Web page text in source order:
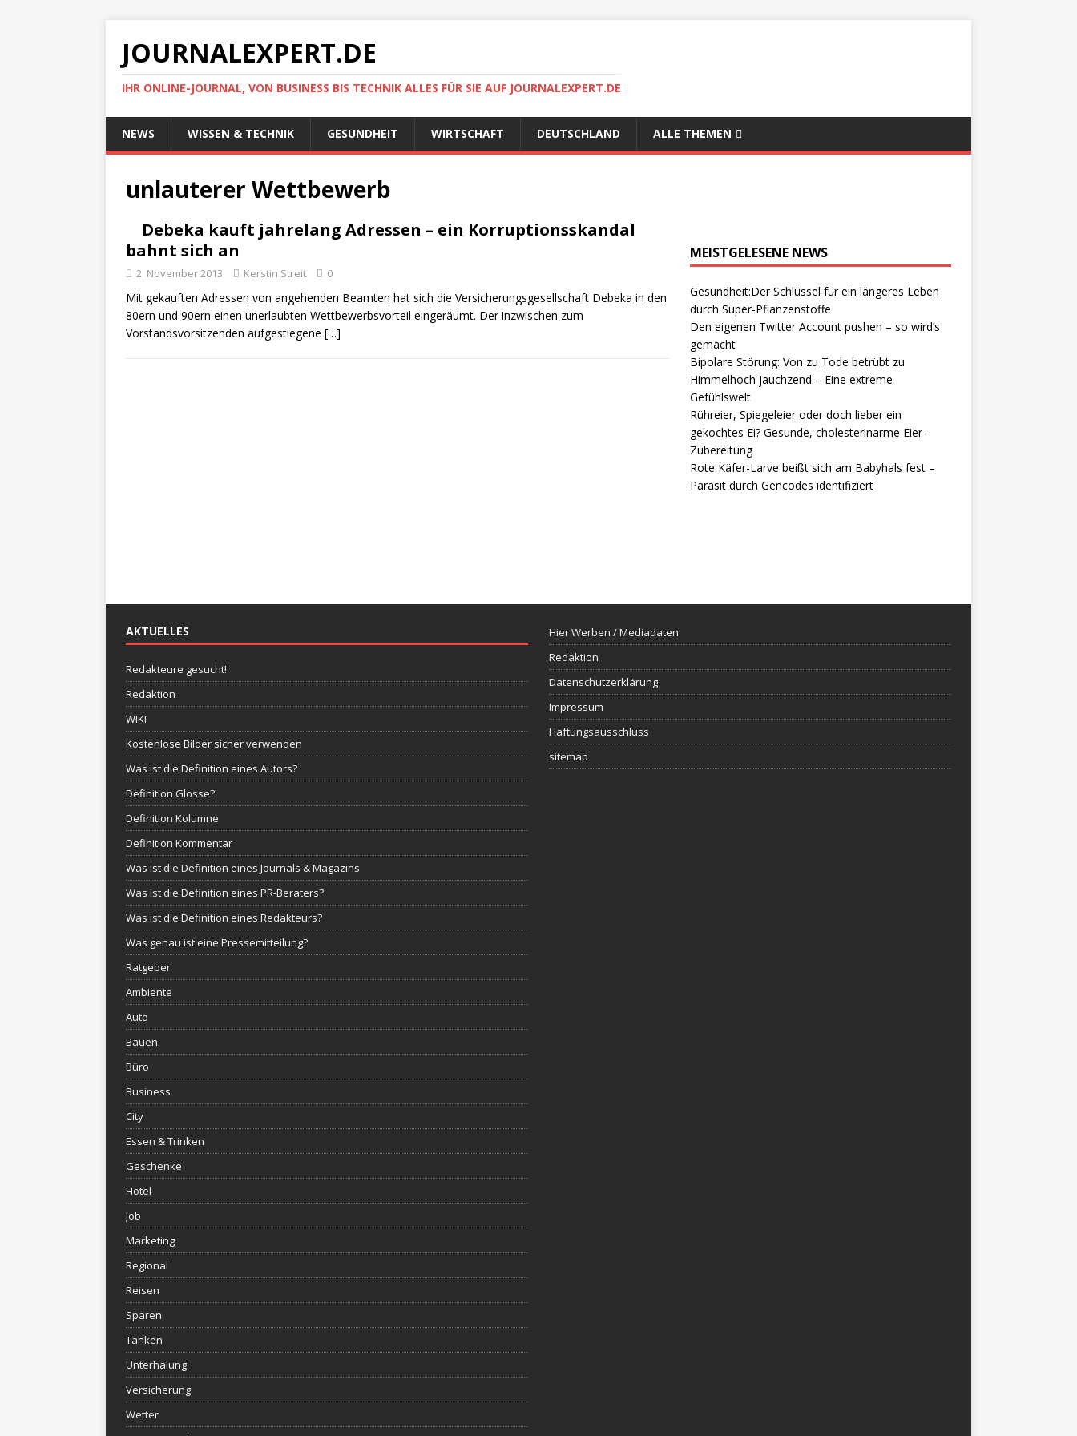
JOURNALEXPERT.DE
IHR ONLINE-JOURNAL, VON BUSINESS BIS TECHNIK ALLES FÜR SIE AUF JOURNALEXPERT.DE
NEWS WISSEN & TECHNIK GESUNDHEIT WIRTSCHAFT DEUTSCHLAND ALLE THEMEN
unlauterer Wettbewerb
Debeka kauft jahrelang Adressen – ein Korruptionsskandal
bahnt sich an
2. November 2013 Kerstin Streit 0
Mit gekauften Adressen von angehenden Beamten hat sich die Versicherungsgesellschaft Debeka in den
80ern und 90ern einen unerlaubten Wettbewerbsvorteil eingeräumt. Der inzwischen zum
Vorstandsvorsitzenden aufgestiegene […]
MEISTGELESENE NEWS
Gesundheit:Der Schlüssel für ein längeres Leben
durch Super-Pflanzenstoffe
Den eigenen Twitter Account pushen – so wird’s
gemacht
Bipolare Störung: Von zu Tode betrübt zu
Himmelhoch jauchzend – Eine extreme
Gefühlswelt
Rühreier, Spiegeleier oder doch lieber ein
gekochtes Ei? Gesunde, cholesterinarme Eier-
Zubereitung
Rote Käfer-Larve beißt sich am Babyhals fest –
Parasit durch Gencodes identifiziert
AKTUELLES
Redakteure gesucht!
Redaktion
WIKI
Kostenlose Bilder sicher verwenden
Was ist die Definition eines Autors?
Definition Glosse?
Definition Kolumne
Definition Kommentar
Was ist die Definition eines Journals & Magazins
Was ist die Definition eines PR-Beraters?
Was ist die Definition eines Redakteurs?
Was genau ist eine Pressemitteilung?
Ratgeber
Ambiente
Auto
Bauen
Büro
Business
City
Essen & Trinken
Geschenke
Hotel
Job
Marketing
Regional
Reisen
Sparen
Tanken
Unterhalung
Versicherung
Wetter
Hier Werben / Mediadaten
Redaktion
Datenschutzerklärung
Impressum
Haftungsausschluss
sitemap